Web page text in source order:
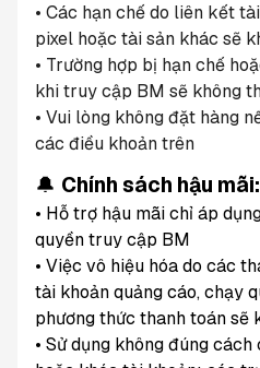
• Các hạn chế do liên kết
pixel hoặc tài sản khác sẽ
• Trường hợp bị hạn chế
khi truy cập BM sẽ không
• Vui lòng không đặt hàng
các điều khoản trên
🔔 Chính sách hậu mãi:
• Hỗ trợ hậu mãi chỉ áp
quyền truy cập BM
• Việc vô hiệu hóa do các
tài khoản quảng cáo, chạy
phương thức thanh toán sẽ
• Sử dụng không đúng